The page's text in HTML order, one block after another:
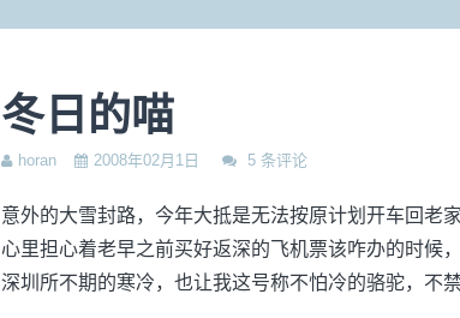
冬日的喵
horan 2008年02月1日 5 条评论
意外的大雪封路，今年大抵是无法按原计划开车回老家
心里担心着老早之前买好返深的飞机票该咋办的时候，
深圳所不期的寒冷，也让我这号称不怕冷的骆驼，不禁